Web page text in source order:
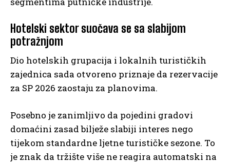
Hotelski sektor suočava se sa slabijom
potražnjom
Dio hotelskih grupacija i lokalnih turističkih
zajednica sada otvoreno priznaje da rezervacije
za SP 2026 zaostaju za planovima.
Posebno je zanimljivo da pojedini gradovi
domaćini zasad bilježe slabiji interes nego
tijekom standardne ljetne turističke sezone. To
je znak da tržište više ne reagira automatski na